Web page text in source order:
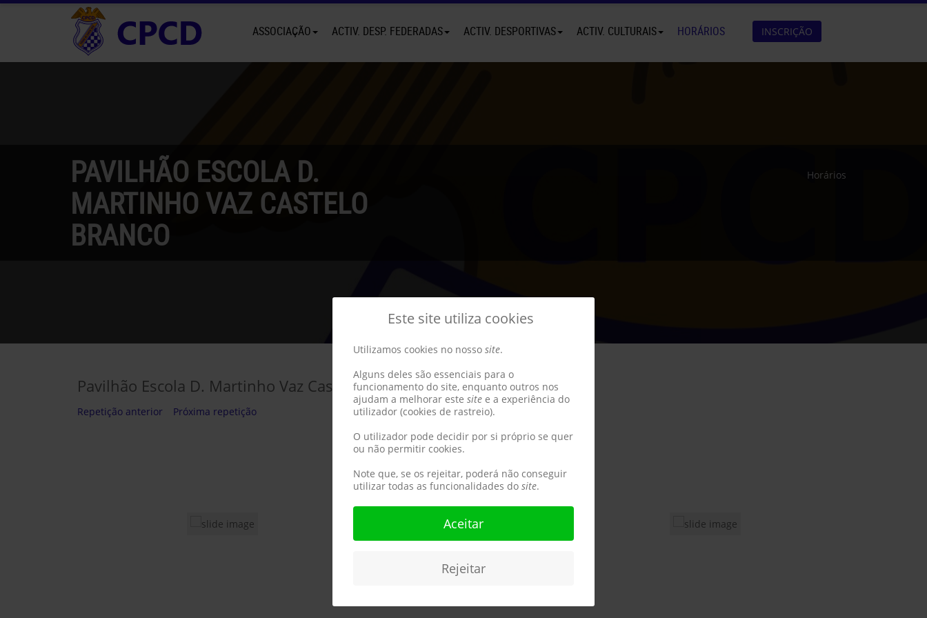
ASSOCIAÇÃO ACTIV. DESP. FEDERADAS ACTIV. DESPORTIVAS ACTIV. CULTURAIS HORÁRIOS INSCRIÇÃO
PAVILHÃO ESCOLA D.
MARTINHO VAZ CASTELO
BRANCO
Horários
Pavilhão Escola D. Martinho Vaz Castelo Branco
Repetição anterior Próxima repetição
Este site utiliza cookies
Utilizamos cookies no nosso site.
Alguns deles são essenciais para o
funcionamento do site, enquanto outros nos
ajudam a melhorar este site e a experiência do
utilizador (cookies de rastreio).
O utilizador pode decidir por si próprio se quer
ou não permitir cookies.
Note que, se os rejeitar, poderá não conseguir
utilizar todas as funcionalidades do site.
Aceitar
Rejeitar